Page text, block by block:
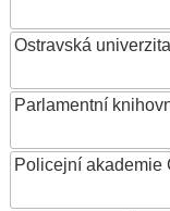
Ostravská univerzita
Parlamentní
Policejní akademie